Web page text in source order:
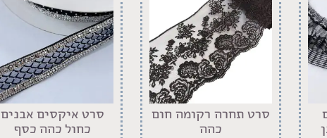
סרט תחרה רקומה חום
כהה
סרט איקסים אבנים
כחול כהה כסף